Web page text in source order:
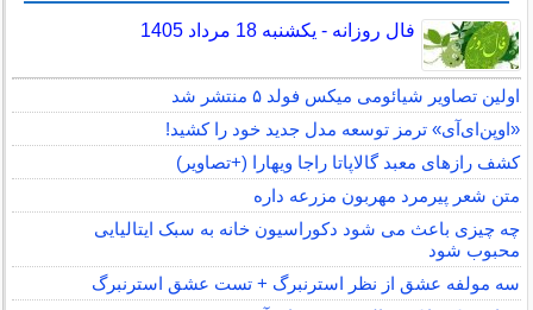
فال روزانه - یکشنبه 18 مرداد 1405
اولین تصاویر شیائومی میکس فولد ۵ منتشر شد
«اوپن‌ای‌آی» ترمز توسعه مدل جدید خود را کشید!
کشف رازهای معبد گالاپاتا راجا ویهارا (+تصاویر)
متن شعر پیرمرد مهربون مزرعه داره
چه چیزی باعث می شود دکوراسیون خانه به سبک ایتالیایی
محبوب شود
سه مولفه عشق از نظر استرنبرگ + تست عشق استرنبرگ